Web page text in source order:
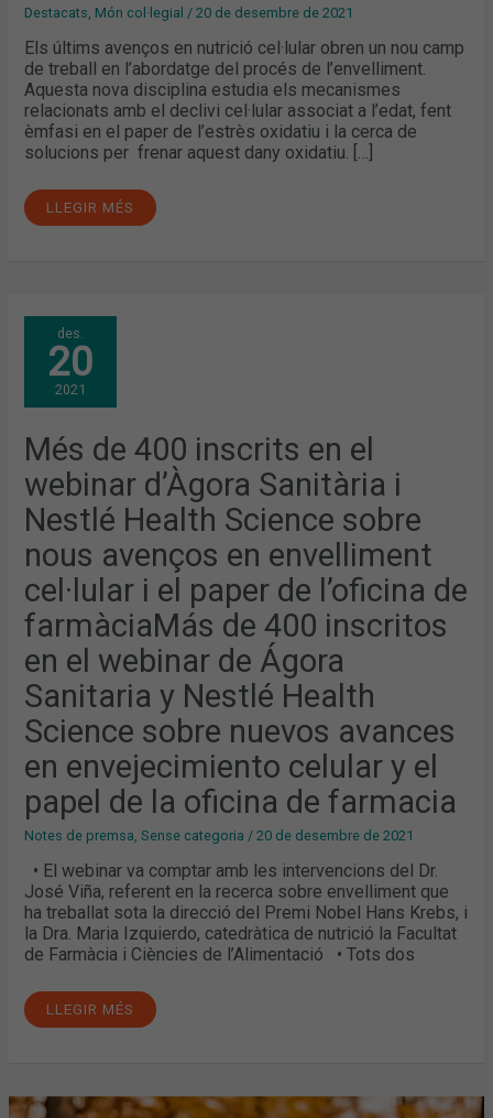
Destacats, Món col·legial /20 de desembre de 2021
Els últims avenços en nutrició cel·lular obren un nou camp
de treball en l’abordatge del procés de l’envelliment.
Aquesta nova disciplina estudia els mecanismes
relacionats amb el declivi cel·lular associat a l’edat, fent
èmfasi en el paper de l’estrès oxidatiu i la cerca de
solucions per frenar aquest dany oxidatiu. […]
LLEGIR MÉS
des.
20
2021
Més de 400 inscrits en el
webinar d’Àgora Sanitària i
Nestlé Health Science sobre
nous avenços en envelliment
cel·lular i el paper de l’oficina de
farmàciaMás de 400 inscritos
en el webinar de Ágora
Sanitaria y Nestlé Health
Science sobre nuevos avances
en envejecimiento celular y el
papel de la oficina de farmacia
Notes de premsa ,Sense categoria /20 de desembre de 2021
• El webinar va comptar amb les intervencions del Dr.
José Viña, referent en la recerca sobre envelliment que
ha treballat sota la direcció del Premi Nobel Hans Krebs, i
la Dra. Maria Izquierdo, catedràtica de nutrició la Facultat
de Farmàcia i Ciències de l’Alimentació • Tots dos
MÉS
DE
400
INSCRITS
EN
EL
WEBINAR
SANITÀRIA
NESTLÉ
HEALTH
SCIENCE
SOBRE
NOUS
AVENÇOS
EN
ENVELLIMENT
CEL·LULAR
I
PAPER
DE
L’OFICINA
DE
DE
400
INSCRITOS
EN
WEBINAR
DE
ÁGORA
SANITARIA
NESTLÉ
SCIENCE
SOBRE
NUEVOS
AVANCES
EN
ENVEJECIMIENTO
CELULAR
Y
PAPEL
DE
LLEGIR MÉS